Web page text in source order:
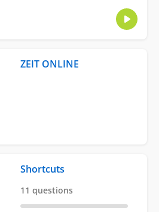
ZEIT ONLINE
Shortcuts
11 questions